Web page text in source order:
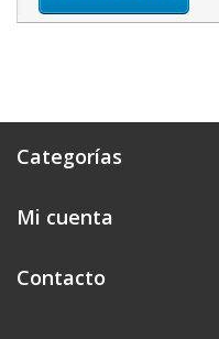
Categorías
Mi cuenta
Contacto